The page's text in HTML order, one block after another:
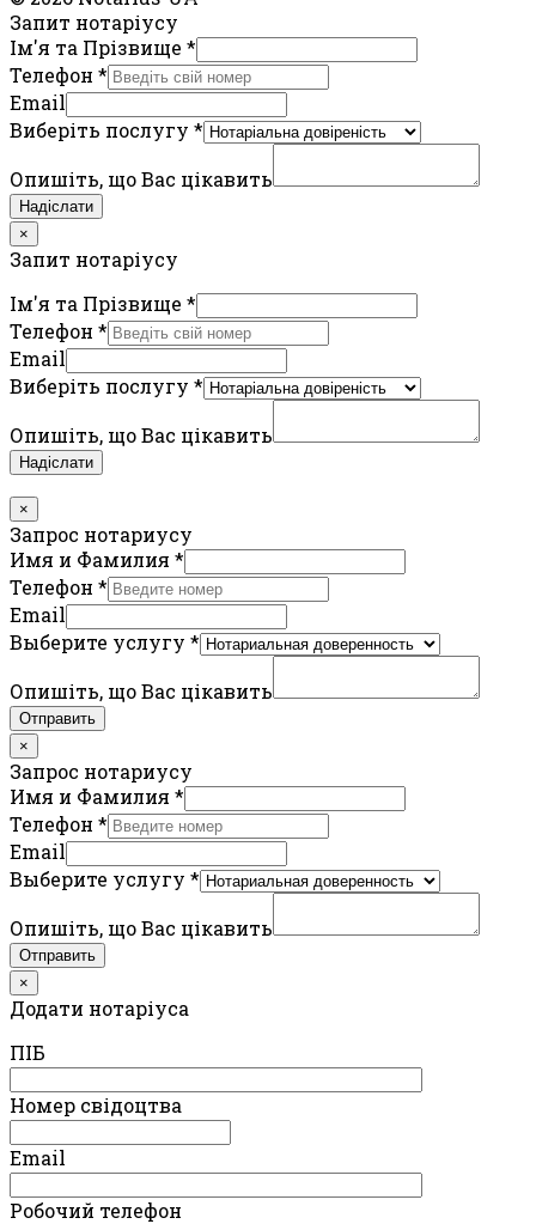
Запит нотаріусу
Ім'я та Прізвище *
Телефон *
Email
Виберіть послугу *
Опишіть, що Вас цікавить
Надіслати
×
Запит нотаріусу
Ім'я та Прізвище *
Телефон *
Email
Виберіть послугу *
Опишіть, що Вас цікавить
Надіслати
×
Запрос нотариусу
Имя и Фамилия *
Телефон *
Email
Выберите услугу *
Опишіть, що Вас цікавить
Отправить
×
Запрос нотариусу
Имя и Фамилия *
Телефон *
Email
Выберите услугу *
Опишіть, що Вас цікавить
Отправить
×
Додати нотаріуса
ПIБ
Номер свідоцтва
Email
Робочий телефон